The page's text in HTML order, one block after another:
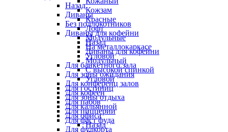
Кожзам
Красные
Лофт
Модульные
На металлокаркасе
Угловой
Для банкетного зала
Для зоны ожидания
Для конференц залов
Для кофеен
Для пабов
Для пиццерии
Для фаст фуда
Для фудкорта
Назад
Диваны
Без подлокотников
Диваны для кофейни
Назад
Диваны для кофейни
Модульный
С высокой спинкой
Угловой
Для гостиниц
Для зоны отдыха
Для кальянной
Для офиса
Назад